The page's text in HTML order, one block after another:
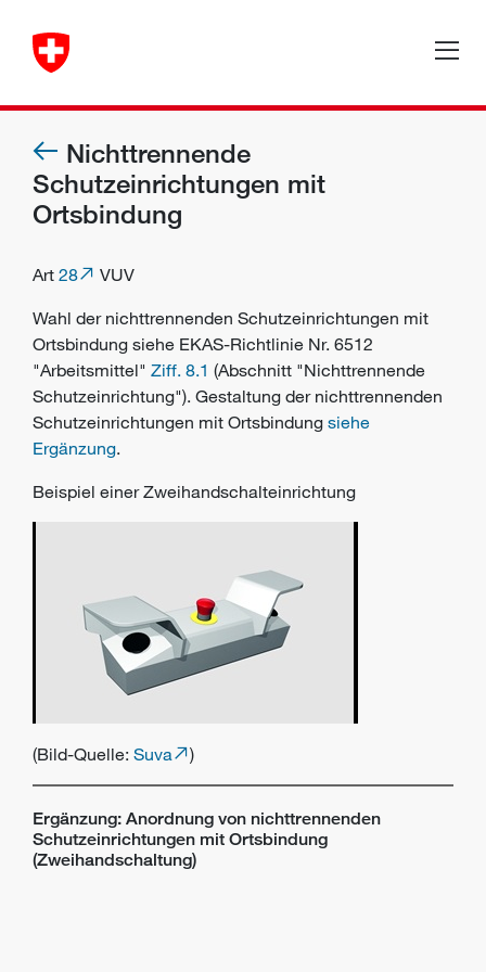
Nichttrennende
Schutzeinrichtungen mit
Ortsbindung
Art 28
VUV
Wahl der nichttrennenden Schutzeinrichtungen mit
Ortsbindung siehe EKAS-Richtlinie Nr. 6512
"Arbeitsmittel" Ziff. 8.1 (Abschnitt "Nichttrennende
Schutzeinrichtung"). Gestaltung der nichttrennenden
Schutzeinrichtungen mit Ortsbindung siehe
Ergänzung.
Beispiel einer Zweihandschalteinrichtung
(Bild-Quelle: Suva )
Ergänzung: Anordnung von nichttrennenden
Schutzeinrichtungen mit Ortsbindung
(Zweihandschaltung)